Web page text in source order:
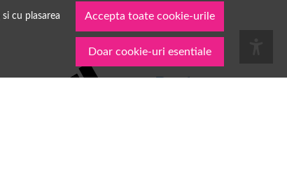
si cu plasarea
Accepta toate cookie-urile
Doar cookie-uri esentiale